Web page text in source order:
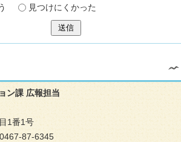
見つけにくかった
送信
ン課 広報担当
1番1号
87-6345